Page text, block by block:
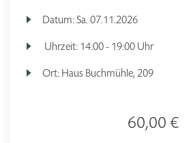
Datum:Sa. 07.11.2026
Uhrzeit: 14:00 - 19:00 Uhr
Ort: Haus Buchmühle, 209
60,00 €